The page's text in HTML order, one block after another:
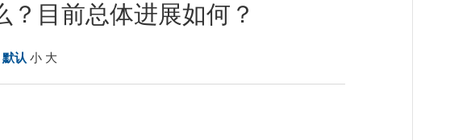
？目前总体进展如何？
默认 小 大